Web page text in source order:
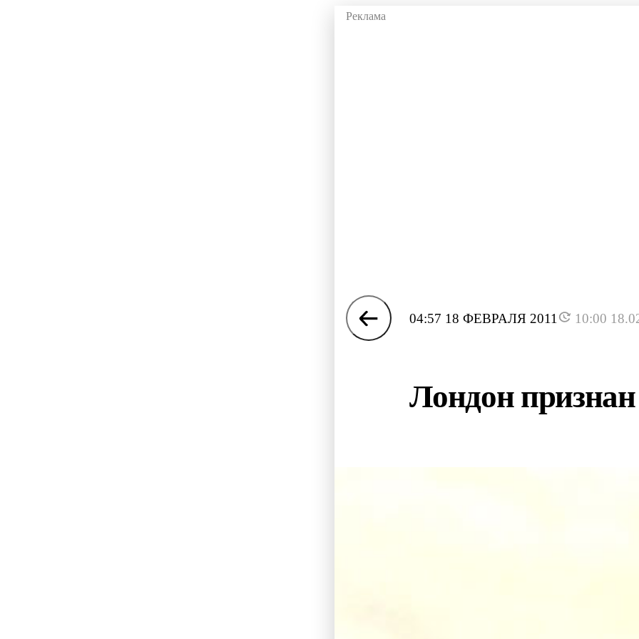
04:57 18 ФЕВРАЛЯ 2011 10:00
Лондон